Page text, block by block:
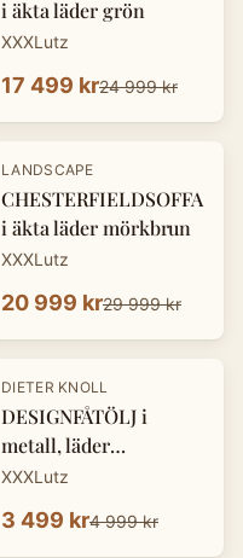
i äkta läder grön
XXXLutz
17 499 kr24 999 kr
- 30%
LANDSCAPE
CHESTERFIELDSOFFA
i äkta läder mörkbrun
XXXLutz
20 999 kr29 999 kr
-30%
DIETER KNOLL
DESIGNFÅTÖLJ i
metall, läder
cognacfärgad
XXXLutz
3 499 kr4 999 kr